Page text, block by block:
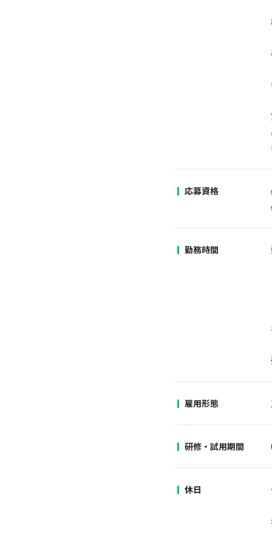
応募資格
勤務時間
雇用形態
研修・試用期間
休日